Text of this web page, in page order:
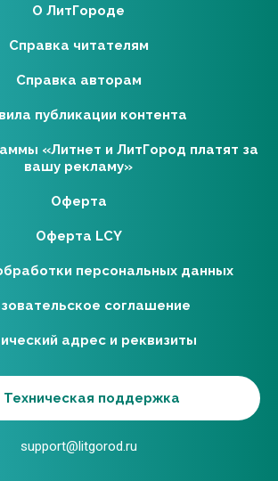
О ЛитГороде
Справка читателям
Справка авторам
публикации контента
«Литнет и ЛитГород платят за
вашу рекламу»
Оферта
Оферта LCY
персональных данных
соглашение
адрес и реквизиты
Техническая поддержка
support@litgorod.ru